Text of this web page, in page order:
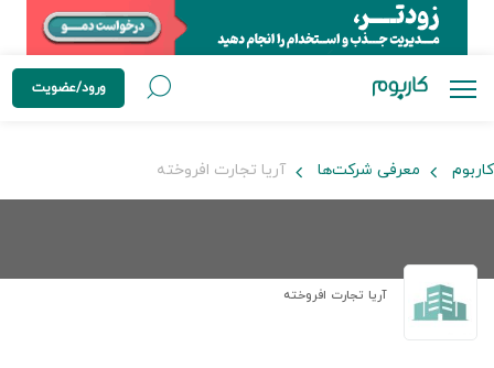
ورود/عضویت
کاربوم معرفی شرکت‌ها آریا تجارت افروخته
آریا تجارت افروخته